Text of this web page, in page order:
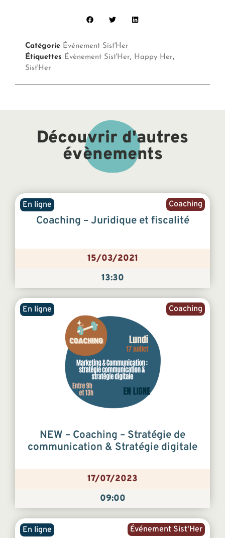
Catégorie Événement Sist'Her
Étiquettes Évènement Sist'Her, Happy Her,
Sist'Her
Découvrir d'autres
évènements
Coaching
En ligne
Coaching – Juridique et fiscalité
15/03/2021
13:30
Coaching
En ligne
NEW – Coaching – Stratégie de
communication & Stratégie digitale
17/07/2023
09:00
Événement Sist'Her
En ligne